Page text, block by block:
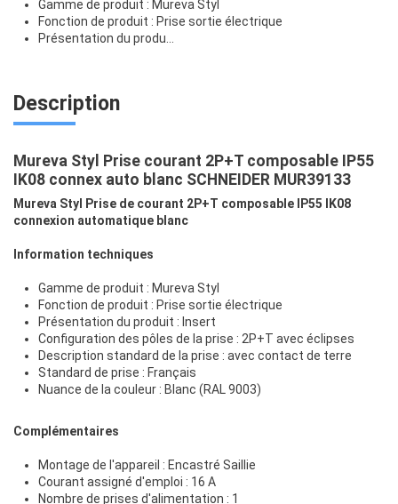
Gamme de produit : Mureva Styl
Fonction de produit : Prise sortie électrique
Présentation du produ...
Description
Mureva Styl Prise courant 2P+T composable IP55
IK08 connex auto blanc SCHNEIDER MUR39133
Mureva Styl Prise de courant 2P+T composable IP55 IK08
connexion automatique blanc
Information techniques
Gamme de produit : Mureva Styl
Fonction de produit : Prise sortie électrique
Présentation du produit : Insert
Configuration des pôles de la prise : 2P+T avec éclipses
Description standard de la prise : avec contact de terre
Standard de prise : Français
Nuance de la couleur : Blanc (RAL 9003)
Complémentaires
Montage de l'appareil : Encastré Saillie
Courant assigné d'emploi : 16 A
Nombre de prises d'alimentation : 1